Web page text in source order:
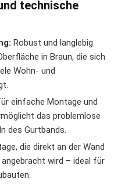
technische
Robust und langlebig
in Braun, die sich
Wohn- und
einfache Montage und
das problemlose
des Gurtbands.
die direkt an der Wand
wird – ideal für